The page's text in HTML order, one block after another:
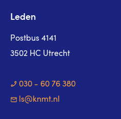
Leden
Postbus 4141
3502 HC Utrecht
030 - 60 76 380
ls@knmt.nl